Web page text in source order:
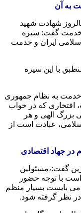
به آن
شهادت شهید
خدمت گفت: سیره
ایران و خدمت
با این سیره
خدمت به نظام جمهوری
افتخاری که در خواب
بزرگ الهی و هر
عبادت است از
در جهاد اقتصادی
گفت:،مسئولین
با توجه حضور
می بایست بسیار منظم
در نظر گرفته شود.